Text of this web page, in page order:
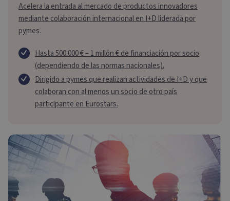
Acelera la entrada al mercado de productos innovadores
mediante colaboración internacional en I+D liderada por
pymes.
Hasta 500.000 € – 1 millón € de financiación por socio
(dependiendo de las normas nacionales).
Dirigido a pymes que realizan actividades de I+D y que
colaboran con al menos un socio de otro país
participante en Eurostars.